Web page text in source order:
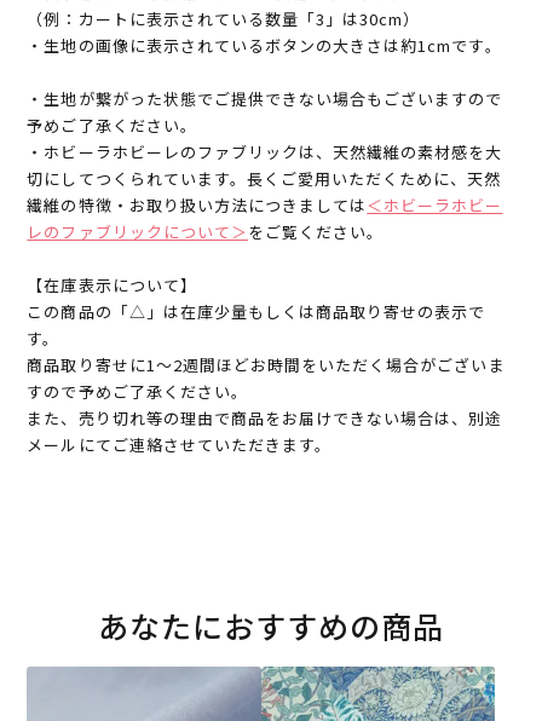
（例：カートに表示されている数量「3」は30cm）
・生地の画像に表示されているボタンの大きさは約1cmです。
・生地が繋がった状態でご提供できない場合もございますので
予めご了承ください。
・ホビーラホビーレのファブリックは、天然繊維の素材感を大
切にしてつくられています。長くご愛用いただくために、天然
繊維の特徴・お取り扱い方法につきましては＜ホビーラホビー
レのファブリックについて＞ をご覧ください。
【在庫表示について】
この商品の「△」は在庫少量もしくは商品取り寄せの表示で
す。
商品取り寄せに1～2週間ほどお時間をいただく場合がございま
すので予めご了承ください。
また、売り切れ等の理由で商品をお届けできない場合は、別途
メールにてご連絡させていただきます。
あなたにおすすめの商品